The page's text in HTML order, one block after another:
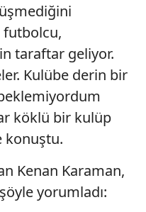
futbolcu,
taraftar geliyor.
Kulübe derin bir
beklemiyordum
köklü bir kulüp
konuştu.
Kenan Karaman,
yorumladı: